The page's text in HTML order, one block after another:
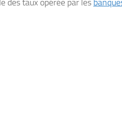
des taux opérée par les